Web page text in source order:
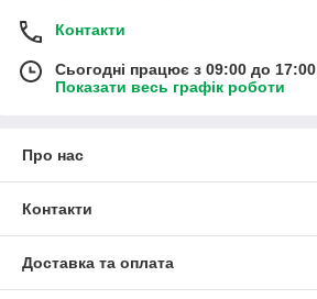
Контакти
Сьогодні працює з 09:00 до 17:00
Показати весь графік роботи
Про нас
Контакти
Доставка та оплата